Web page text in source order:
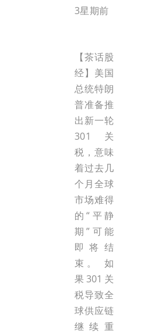
3星期前
【茶话股
经】美国
总统特朗
普准备推
出新一轮
301关
税，意味
着过去几
个月全球
市场难得
的“平静
期”可能
即将结
束。 如
果301关
税导致全
球供应链
继续重